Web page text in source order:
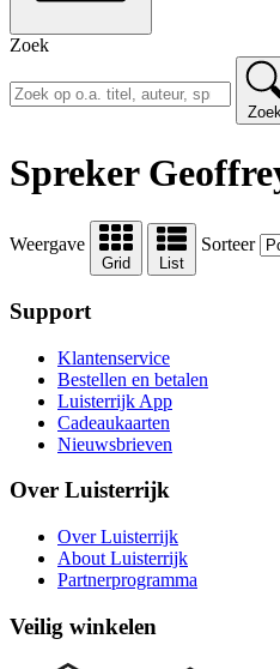
Zoek
Spreker
Weergave
Grid List
Sorteer
Support
Klantenservice
Bestellen en betalen
Luisterrijk App
Cadeaukaarten
Nieuwsbrieven
Over Luisterrijk
Over Luisterrijk
About Luisterrijk
Partnerprogramma
Veilig winkelen